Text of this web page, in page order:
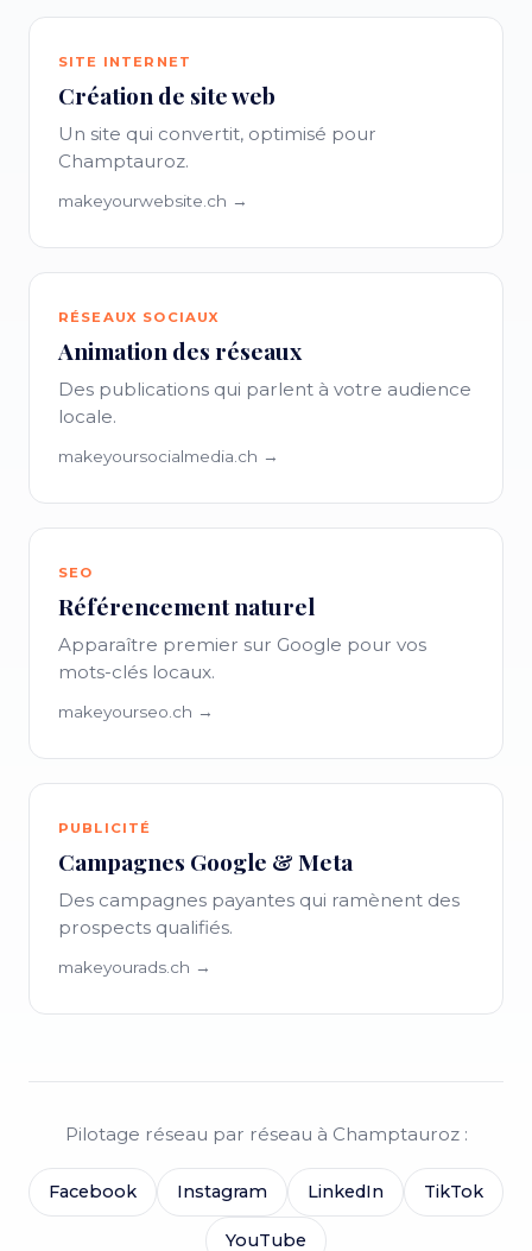
SITE INTERNET
Création de site web
Un site qui convertit, optimisé pour
Champtauroz.
makeyourwebsite.ch →
RÉSEAUX SOCIAUX
Animation des réseaux
Des publications qui parlent à votre audience
locale.
makeyoursocialmedia.ch →
SEO
Référencement naturel
Apparaître premier sur Google pour vos
mots-clés locaux.
makeyourseo.ch →
PUBLICITÉ
Campagnes Google & Meta
Des campagnes payantes qui ramènent des
prospects qualifiés.
makeyourads.ch →
Pilotage réseau par réseau à Champtauroz :
Facebook Instagram LinkedIn TikTok
YouTube